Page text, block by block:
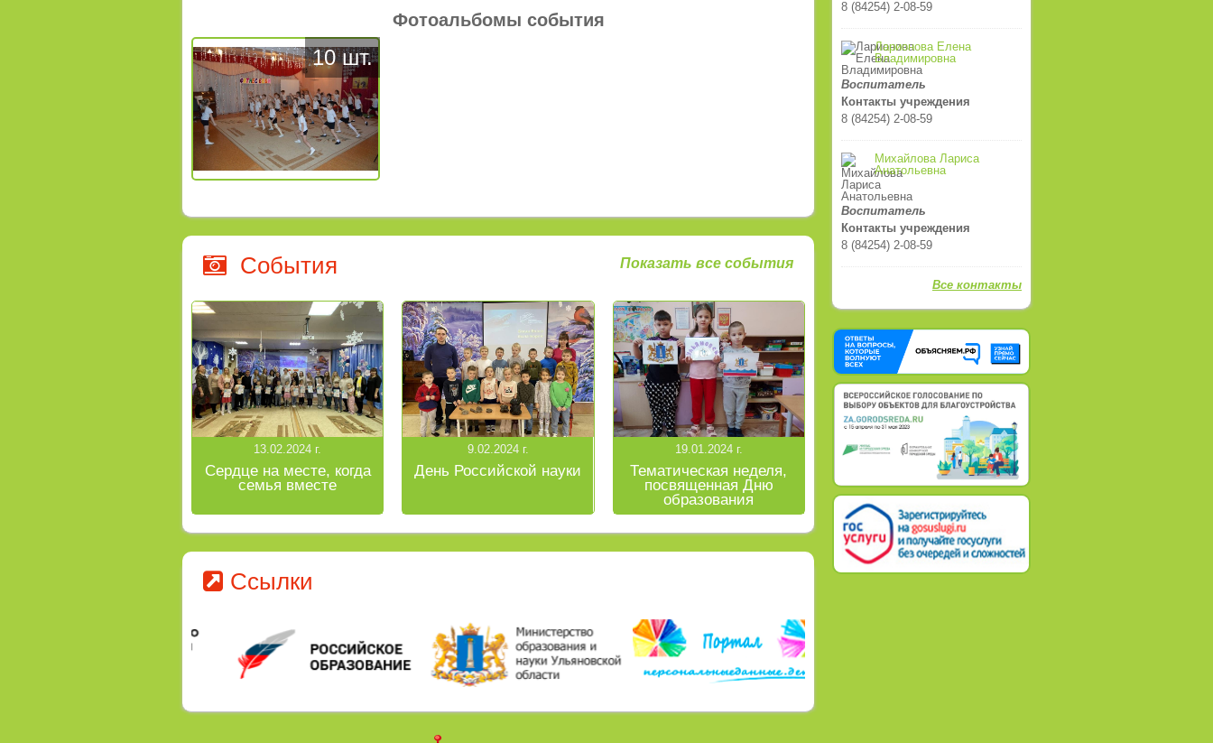
Фотоальбомы события
10 шт.
События Показать все события
13.02.2024 г.
Сердце на месте, когда
семья вместе
9.02.2024 г.
День Российской науки
19.01.2024 г.
Тематическая неделя,
посвященная Дню
образования
Ульяновской области
Ссылки
8 (84254) 2-08-59
Ларионова Елена
Владимировна
Воспитатель
Контакты учреждения
8 (84254) 2-08-59
Михайлова Лариса
Анатольевна
Воспитатель
Контакты учреждения
8 (84254) 2-08-59
Все контакты